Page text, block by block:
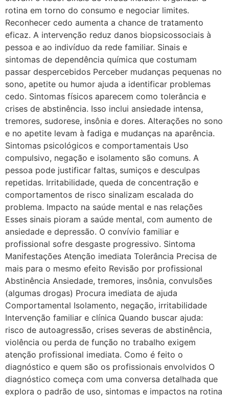
rotina em torno do consumo e negociar limites.
Reconhecer cedo aumenta a chance de tratamento
eficaz. A intervenção reduz danos biopsicossociais à
pessoa e ao indivíduo da rede familiar. Sinais e
sintomas de dependência química que costumam
passar despercebidos Perceber mudanças pequenas no
sono, apetite ou humor ajuda a identificar problemas
cedo. Sintomas físicos aparecem como tolerância e
crises de abstinência. Isso inclui ansiedade intensa,
tremores, sudorese, insônia e dores. Alterações no sono
e no apetite levam à fadiga e mudanças na aparência.
Sintomas psicológicos e comportamentais Uso
compulsivo, negação e isolamento são comuns. A
pessoa pode justificar faltas, sumiços e desculpas
repetidas. Irritabilidade, queda de concentração e
comportamentos de risco sinalizam escalada do
problema. Impacto na saúde mental e nas relações
Esses sinais pioram a saúde mental, com aumento de
ansiedade e depressão. O convívio familiar e
profissional sofre desgaste progressivo. Sintoma
Manifestações Atenção imediata Tolerância Precisa de
mais para o mesmo efeito Revisão por profissional
Abstinência Ansiedade, tremores, insônia, convulsões
(algumas drogas) Procura imediata de ajuda
Comportamental Isolamento, negação, irritabilidade
Intervenção familiar e clínica Quando buscar ajuda:
risco de autoagressão, crises severas de abstinência,
violência ou perda de função no trabalho exigem
atenção profissional imediata. Como é feito o
diagnóstico e quem são os profissionais envolvidos O
diagnóstico começa com uma conversa detalhada que
explora o padrão de uso, sintomas e impactos na rotina